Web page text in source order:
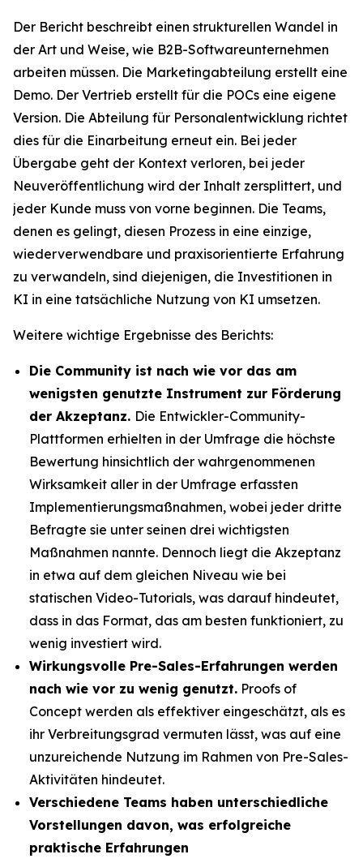
Der Bericht beschreibt einen strukturellen Wandel in
der Art und Weise, wie B2B-Softwareunternehmen
arbeiten müssen. Die Marketingabteilung erstellt eine
Demo. Der Vertrieb erstellt für die POCs eine eigene
Version. Die Abteilung für Personalentwicklung richtet
dies für die Einarbeitung erneut ein. Bei jeder
Übergabe geht der Kontext verloren, bei jeder
Neuveröffentlichung wird der Inhalt zersplittert, und
jeder Kunde muss von vorne beginnen. Die Teams,
denen es gelingt, diesen Prozess in eine einzige,
wiederverwendbare und praxisorientierte Erfahrung
zu verwandeln, sind diejenigen, die Investitionen in
KI in eine tatsächliche Nutzung von KI umsetzen.
Weitere wichtige Ergebnisse des Berichts:
Die Community ist nach wie vor das am
wenigsten genutzte Instrument zur Förderung
der Akzeptanz. Die Entwickler-Community-
Plattformen erhielten in der Umfrage die höchste
Bewertung hinsichtlich der wahrgenommenen
Wirksamkeit aller in der Umfrage erfassten
Implementierungsmaßnahmen, wobei jeder dritte
Befragte sie unter seinen drei wichtigsten
Maßnahmen nannte. Dennoch liegt die Akzeptanz
in etwa auf dem gleichen Niveau wie bei
statischen Video-Tutorials, was darauf hindeutet,
dass in das Format, das am besten funktioniert, zu
wenig investiert wird.
Wirkungsvolle Pre-Sales-Erfahrungen werden
nach wie vor zu wenig genutzt. Proofs of
Concept werden als effektiver eingeschätzt, als es
ihr Verbreitungsgrad vermuten lässt, was auf eine
unzureichende Nutzung im Rahmen von Pre-Sales-
Aktivitäten hindeutet.
Verschiedene Teams haben unterschiedliche
Vorstellungen davon, was erfolgreiche
praktische Erfahrungen